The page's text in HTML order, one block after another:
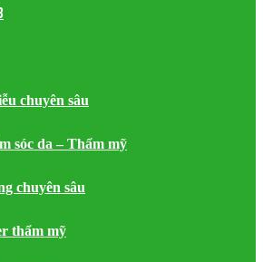
chuyên sâu
sóc da – Thẩm mỹ
chuyên sâu
thẩm mỹ